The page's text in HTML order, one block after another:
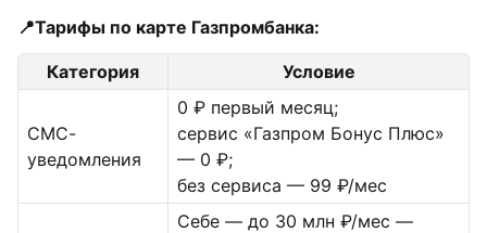
📍Тарифы по карте Газпромбанка:
Категория Условие
СМС-
уведомления
0 ₽ первый месяц;
сервис «Газпром Бонус Плюс»
— 0 ₽;
без сервиса — 99 ₽/мес
Себе — до 30 млн ₽/мес —